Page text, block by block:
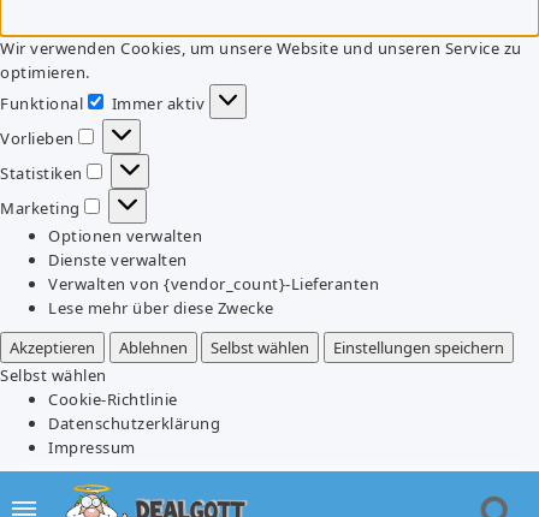
Wir verwenden Cookies, um unsere Website und unseren Service zu
optimieren.
Funktional
Funktional
Immer aktiv
Vorlieben
Vorlieben
Statistiken
Statistiken
Marketing
Marketing
Optionen verwalten
Dienste verwalten
Verwalten von {vendor_count}-Lieferanten
Lese mehr über diese Zwecke
Akzeptieren
Ablehnen Selbst wählen
Einstellungen speichern
Selbst wählen
Cookie-Richtlinie
Datenschutzerklärung
Impressum